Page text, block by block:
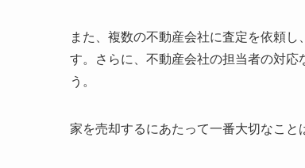
また、複数の不動産会社に査定を依頼
す。さらに、不動産会社の担当者の対
う。
家を売却するにあたって一番大切なこと